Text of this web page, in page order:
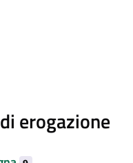
erogazione